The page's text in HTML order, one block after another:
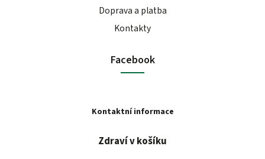
Doprava a platba
Kontakty
Facebook
Kontaktní informace
Zdraví v košíku